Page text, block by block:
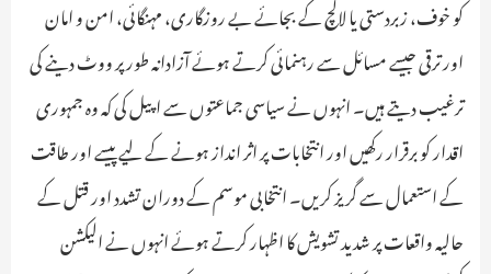
کو خوف، زبردستی یا لالچ کے بجائے بے روزگاری، مہنگائی، امن و امان
اور ترقی جیسے مسائل سے رہنمائی کرتے ہوئے آزادانہ طور پر ووٹ دینے کی
ترغیب دیتے ہیں۔ انہوں نے سیاسی جماعتوں سے اپیل کی کہ وہ جمہوری
اقدار کو برقرار رکھیں اور انتخابات پر اثر انداز ہونے کے لیے پیسے اور طاقت
کے استعمال سے گریز کریں۔ انتخابی موسم کے دوران تشدد اور قتل کے
حالیہ واقعات پر شدید تشویش کا اظہار کرتے ہوئے انہوں نے الیکشن